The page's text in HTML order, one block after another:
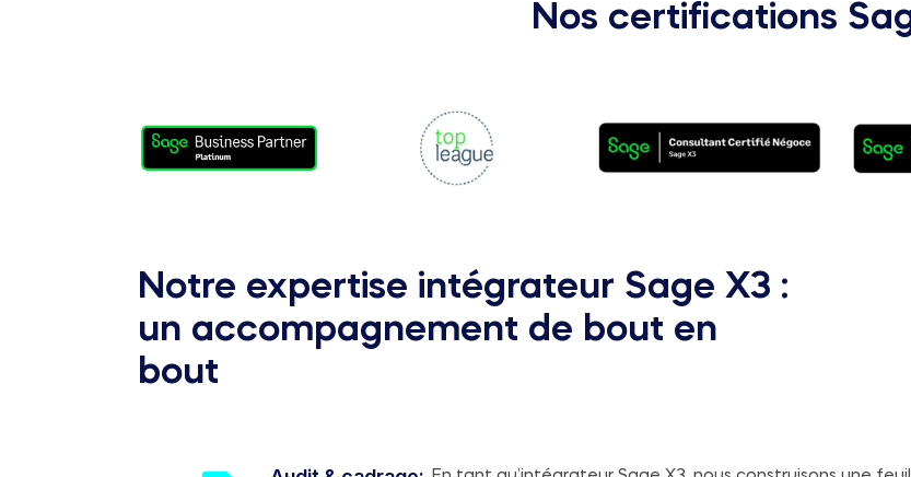
Nos certifications
Notre expertise intégrateur Sage X3 :
un accompagnement de bout en
bout